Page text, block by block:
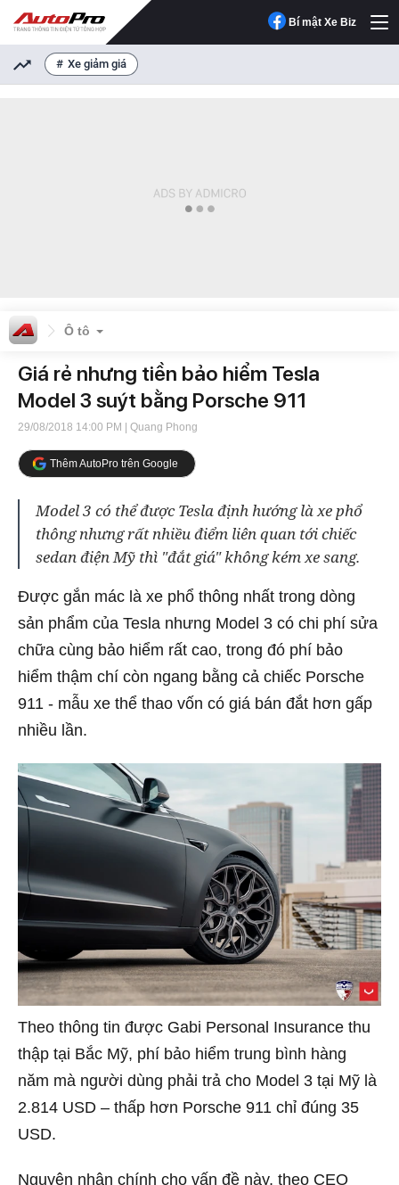
Bí mật Xe Biz
Xe giảm giá
Ô tô
Giá rẻ nhưng tiền bảo hiểm Tesla
Model 3 suýt bằng Porsche 911
29/08/2018 14:00 PM | Quang Phong
Thêm AutoPro trên Google
Model 3 có thể được Tesla định hướng là xe phổ
thông nhưng rất nhiều điểm liên quan tới chiếc
sedan điện Mỹ thì "đắt giá" không kém xe sang.
Được gắn mác là xe phổ thông nhất trong dòng
sản phẩm của Tesla nhưng Model 3 có chi phí sửa
chữa cùng bảo hiểm rất cao, trong đó phí bảo
hiểm thậm chí còn ngang bằng cả chiếc Porsche
911 - mẫu xe thể thao vốn có giá bán đắt hơn gấp
nhiều lần.
Theo thông tin được Gabi Personal Insurance thu
thập tại Bắc Mỹ, phí bảo hiểm trung bình hàng
năm mà người dùng phải trả cho Model 3 tại Mỹ là
2.814 USD – thấp hơn Porsche 911 chỉ đúng 35
USD.
Nguyên nhân chính cho vấn đề này, theo CEO